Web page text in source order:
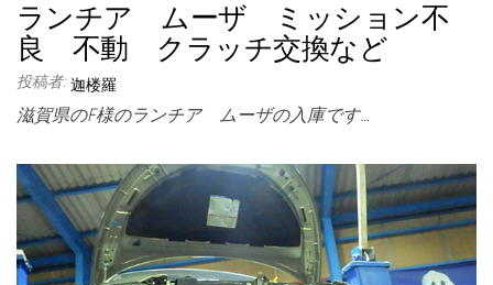
ランチア ムーザ ミッション不
良 不動 クラッチ交換など
投稿者: 迦楼羅
滋賀県のF様のランチア ムーザの入庫です…